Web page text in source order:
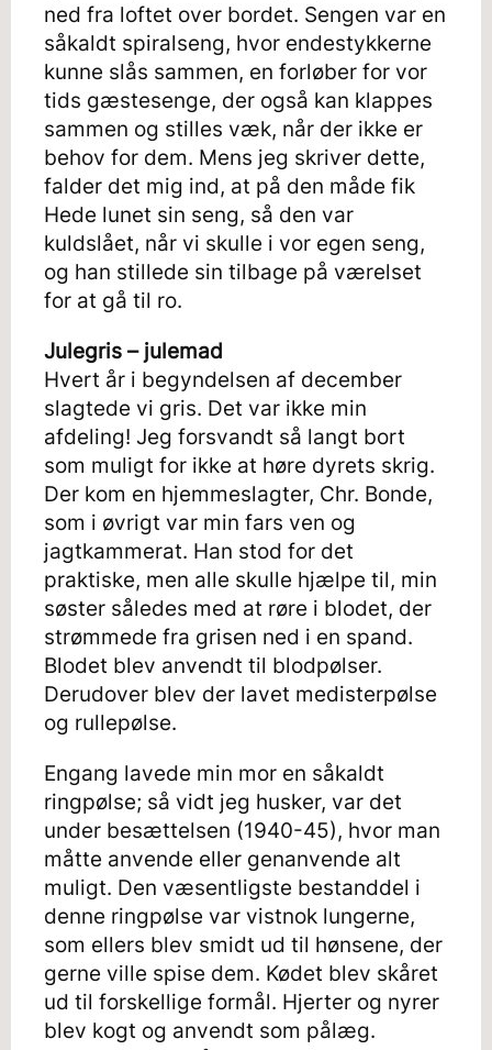
ned fra loftet over bordet. Sengen var en
såkaldt spiralseng, hvor endestykkerne
kunne slås sammen, en forløber for vor
tids gæstesenge, der også kan klappes
sammen og stilles væk, når der ikke er
behov for dem. Mens jeg skriver dette,
falder det mig ind, at på den måde fik
Hede lunet sin seng, så den var
kuldslået, når vi skulle i vor egen seng,
og han stillede sin tilbage på værelset
for at gå til ro.
Julegris – julemad
Hvert år i begyndelsen af december
slagtede vi gris. Det var ikke min
afdeling! Jeg forsvandt så langt bort
som muligt for ikke at høre dyrets skrig.
Der kom en hjemmeslagter, Chr. Bonde,
som i øvrigt var min fars ven og
jagtkammerat. Han stod for det
praktiske, men alle skulle hjælpe til, min
søster således med at røre i blodet, der
strømmede fra grisen ned i en spand.
Blodet blev anvendt til blodpølser.
Derudover blev der lavet medisterpølse
og rullepølse.
Engang lavede min mor en såkaldt
ringpølse; så vidt jeg husker, var det
under besættelsen (1940-45), hvor man
måtte anvende eller genanvende alt
muligt. Den væsentligste bestanddel i
denne ringpølse var vistnok lungerne,
som ellers blev smidt ud til hønsene, der
gerne ville spise dem. Kødet blev skåret
ud til forskellige formål. Hjerter og nyrer
blev kogt og anvendt som pålæg.